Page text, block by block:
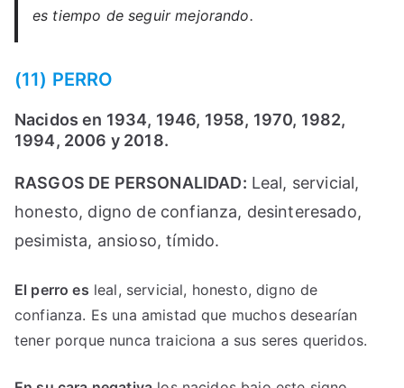
es tiempo de seguir mejorando.
(11) PERRO
Nacidos en 1934, 1946, 1958, 1970, 1982,
1994, 2006 y 2018.
RASGOS DE PERSONALIDAD: Leal, servicial,
honesto, digno de confianza, desinteresado,
pesimista, ansioso, tímido.
El perro es leal, servicial, honesto, digno de
confianza. Es una amistad que muchos desearían
tener porque nunca traiciona a sus seres queridos.